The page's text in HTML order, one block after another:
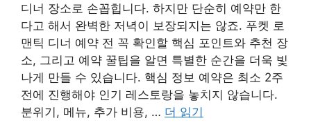
디너 장소로 손꼽힙니다. 하지만 단순히 예약만 한
다고 해서 완벽한 저녁이 보장되지는 않죠. 푸켓 로
맨틱 디너 예약 전 꼭 확인할 핵심 포인트와 추천 장
소, 그리고 예약 꿀팁을 알면 특별한 순간을 더욱 빛
나게 만들 수 있습니다. 핵심 정보 예약은 최소 2주
전에 진행해야 인기 레스토랑을 놓치지 않습니다.
분위기, 메뉴, 추가 비용, … 더 읽기